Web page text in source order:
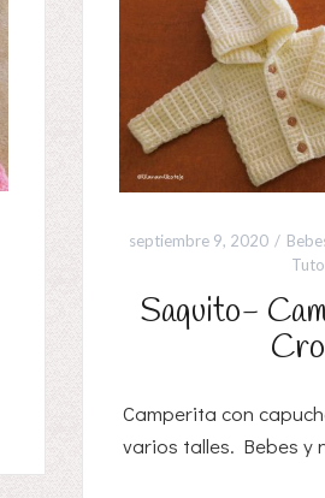
septiembre 9, 2020
Saquito-
Camperita con
varios talles. Bebes y